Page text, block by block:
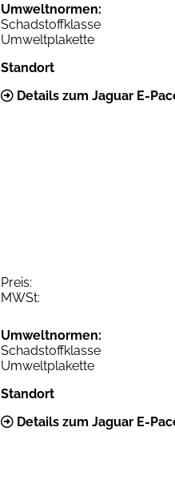
Umweltnormen:
Schadstoffklasse
Umweltplakette
Standort
Details zum Jaguar E-
Preis:
MWSt:
Umweltnormen:
Schadstoffklasse
Umweltplakette
Standort
Details zum Jaguar E-